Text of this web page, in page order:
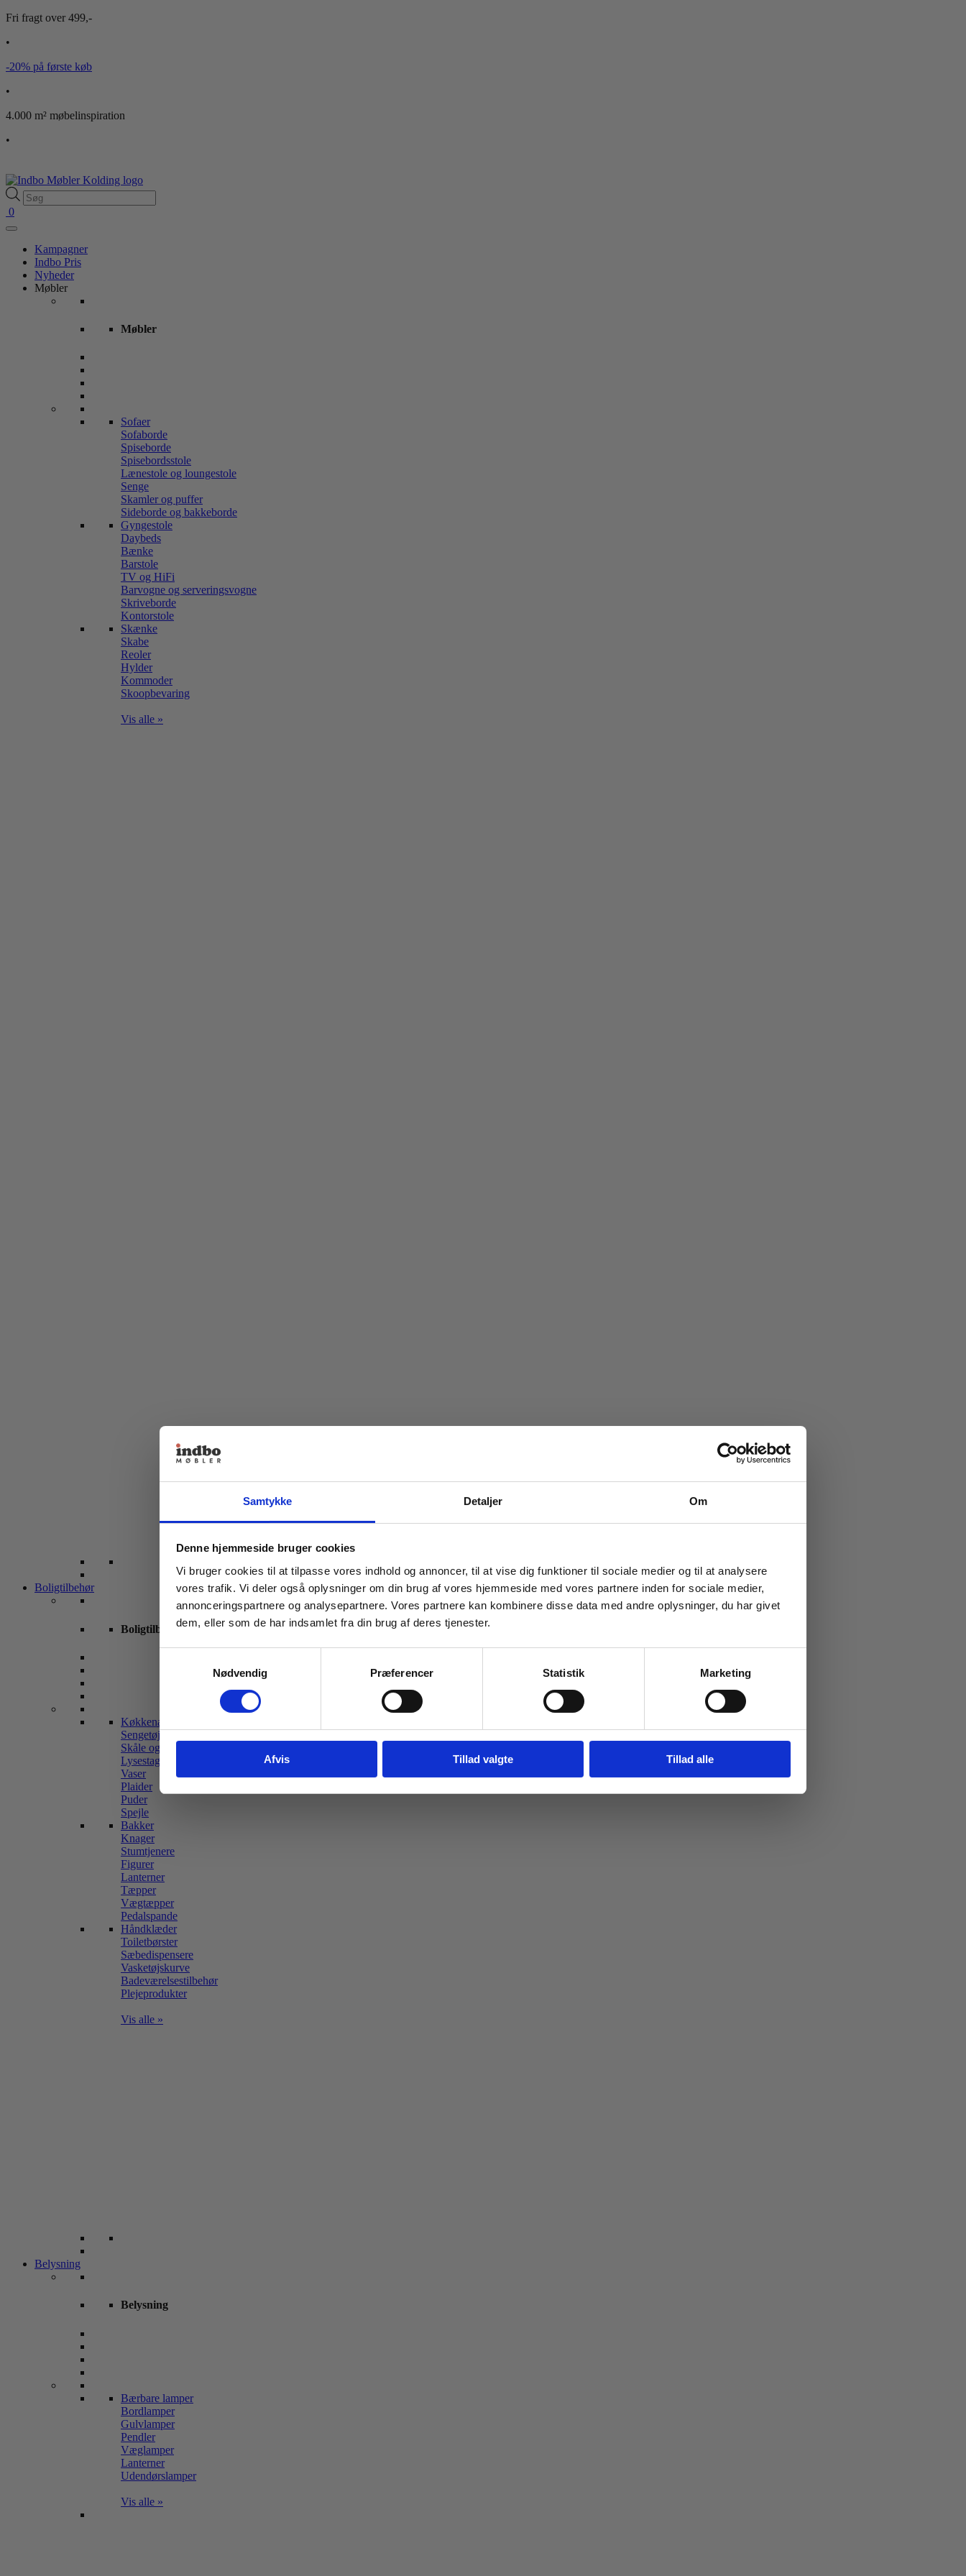
Samtykke Detaljer Om
Denne hjemmeside bruger cookies
Vi bruger cookies til at tilpasse vores indhold og annoncer, til at vise dig funktioner til sociale medier og til at analysere
vores trafik. Vi deler også oplysninger om din brug af vores hjemmeside med vores partnere inden for sociale medier,
annonceringspartnere og analysepartnere. Vores partnere kan kombinere disse data med andre oplysninger, du har givet
dem, eller som de har indsamlet fra din brug af deres tjenester.
Nødvendig
Præferencer Statistik Marketing
Afvis Tillad valgte Tillad alle
Fri fragt over 499,-
•
-20% på første køb
•
4.000 m² møbelinspiration
•
Products
search
0
Kampagner
Indbo Pris
Nyheder
Møbler
Møbler
Sofaer
Sofaborde
Spiseborde
Spisebordsstole
Lænestole og loungestole
Senge
Skamler og puffer
Sideborde og bakkeborde
Gyngestole
Daybeds
Bænke
Barstole
TV og HiFi
Barvogne og serveringsvogne
Skriveborde
Kontorstole
Skænke
Skabe
Reoler
Hylder
Kommoder
Skoopbevaring
Vis alle »
Boligtilbehør
Boligtilbehør
Køkkenartikler
Sengetøj
Skåle og fade
Lysestager og lys
Vaser
Plaider
Puder
Spejle
Bakker
Knager
Stumtjenere
Figurer
Lanterner
Tæpper
Vægtæpper
Pedalspande
Håndklæder
Toiletbørster
Sæbedispensere
Vasketøjskurve
Badeværelsestilbehør
Plejeprodukter
Vis alle »
Belysning
Belysning
Bærbare lamper
Bordlamper
Gulvlamper
Pendler
Væglamper
Lanterner
Udendørslamper
Vis alle »
Spar 20% på dit første køb
Bliv medlem af Indbo Møblers kundeklub!
invitationer til eksklusive events.
her
Navn
Jeg springer over